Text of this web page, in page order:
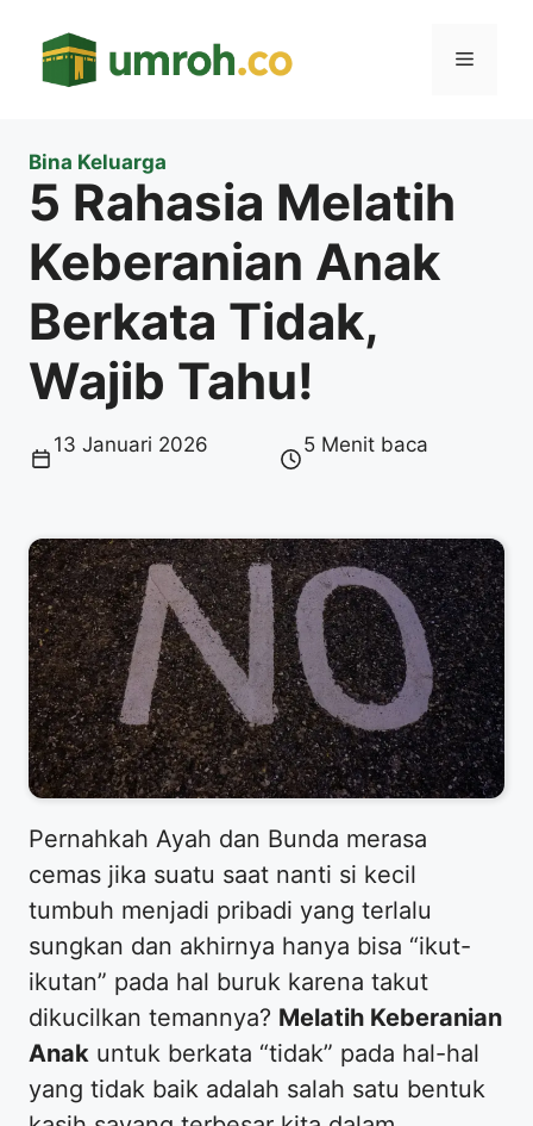
Menu
Bina Keluarga
5 Rahasia Melatih
Keberanian Anak
Berkata Tidak,
Wajib Tahu!
13 Januari 2026 5 Menit baca
​Pernahkah Ayah dan Bunda merasa
cemas jika suatu saat nanti si kecil
tumbuh menjadi pribadi yang terlalu
sungkan dan akhirnya hanya bisa “ikut-
ikutan” pada hal buruk karena takut
dikucilkan temannya? Melatih Keberanian
Anak untuk berkata “tidak” pada hal-hal
yang tidak baik adalah salah satu bentuk